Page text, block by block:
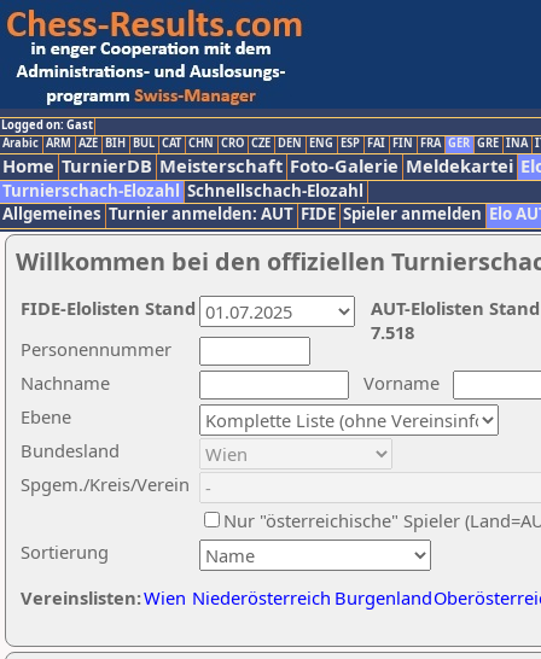
Logged on: Gast
Arabic ARM AZE BIH BUL CAT CHN CRO CZE DEN ENG ESP FAI FIN FRA GER GRE INA
Home TurnierDB Meisterschaft Foto-Galerie Meldekartei
Turnierschach-Elozahl Schnellschach-Elozahl
Allgemeines Turnier anmelden: AUT FIDE Spieler anmelden Elo
Willkommen bei den offiziellen
Nachname
Vorname
Ebene
Sortierung
Personennummer
Bundesland
Spgem./Kreis/Verein
Nur "österreichische" Spieler
Vereinslisten:Wien Niederösterreich Burgenland
AUT-Elolisten
7.518
FIDE-Elolisten Stand